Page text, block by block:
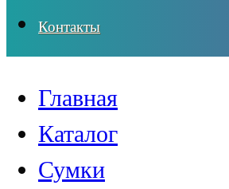
Контакты
Главная
Каталог
Сумки